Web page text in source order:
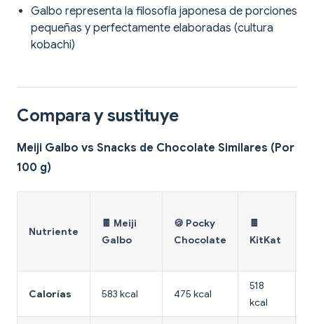
Galbo representa la filosofía japonesa de porciones
pequeñas y perfectamente elaboradas (cultura
kobachi)
Compara y sustituye
Meiji Galbo vs Snacks de Chocolate Similares (Por
100 g)
Nutriente
🍫 Meiji
Galbo
🍪 Pocky
Chocolate
🍫
KitKat
Calorías 583 kcal 475 kcal
518
kcal